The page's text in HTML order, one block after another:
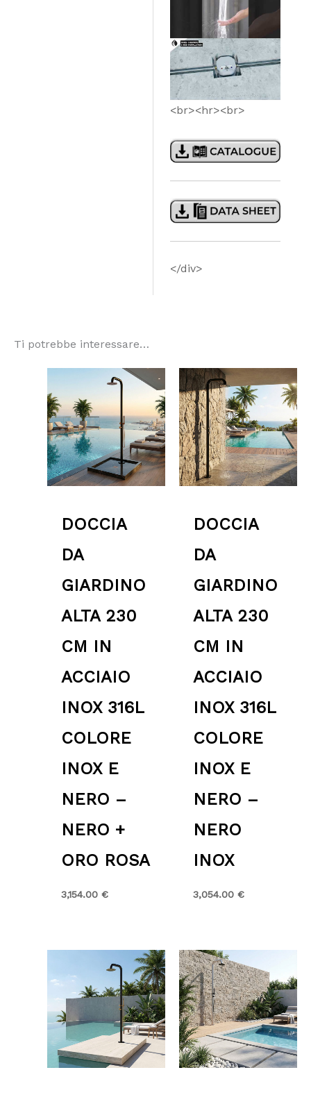
<br><hr><br>
</div>
Ti potrebbe interessare…
DOCCIA
DA
GIARDINO
ALTA 230
CM IN
ACCIAIO
INOX 316L
COLORE
INOX E
NERO –
NERO +
ORO ROSA
3,154.00 €
DOCCIA
DA
GIARDINO
ALTA 230
CM IN
ACCIAIO
INOX 316L
COLORE
INOX E
NERO –
NERO
INOX
3,054.00 €